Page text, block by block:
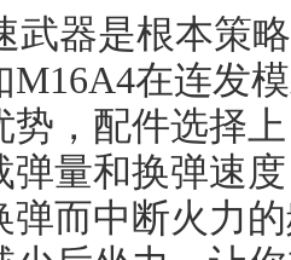
武器是根本策
M16A4在连发
势，配件选择
弹量和换弹速
弹而中断火力